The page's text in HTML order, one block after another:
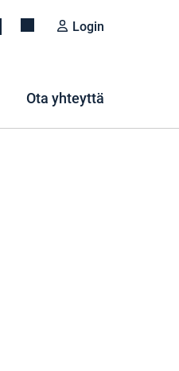
Login
Ota yhteyttä